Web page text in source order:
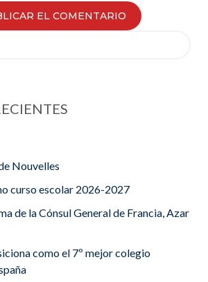
Nouvelles
curso escolar 2026-2027
de la Cónsul General de Francia, Azar
como el 7º mejor colegio